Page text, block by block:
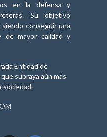
en la defensa y
Su objetivo
conseguir una
de mayor calidad y
Entidad de
subraya aún más
sociedad.